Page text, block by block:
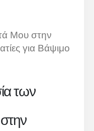
Μου στην
για Βάψιμο
των